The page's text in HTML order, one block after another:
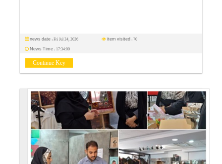
news date : Fri Jul 24, 2026 item visited : 70
News Time : 17:34:00
Continue Key